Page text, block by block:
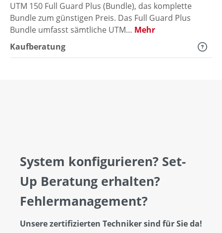
UTM 150 Full Guard Plus (Bundle), das komplette
Bundle zum günstigen Preis. Das Full Guard Plus
Bundle umfasst sämtliche UTM… Mehr
Kaufberatung
System konfigurieren? Set-
Up Beratung erhalten?
Fehlermanagement?
Unsere zertifizierten Techniker sind für Sie da!